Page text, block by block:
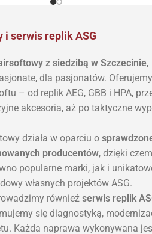
i serwis replik ASG
z siedzibą w Szczecinie,
dla pasjonatów. Oferujemy
– od replik AEG, GBB i HPA,
akcesoria, aż po taktyczne
działa w oparciu o
producentów, dzięki
popularne marki, jak i
własnych projektów ASG.
również serwis replik
się diagnostyką,
Każda naprawa wykonywana